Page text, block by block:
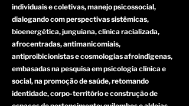
individuais e coletivas, manejo psicossocial,
dialogando com perspectivas sistêmicas,
bioenergética, junguiana, clínica racializada,
afrocentradas, antimanicomiais,
antiproibicionistas e cosmologias afroindígenas,
embasadas na pesquisa em psicologia clínica e
social, na promoção de saúde, retomando
identidade, corpo-território e construção de